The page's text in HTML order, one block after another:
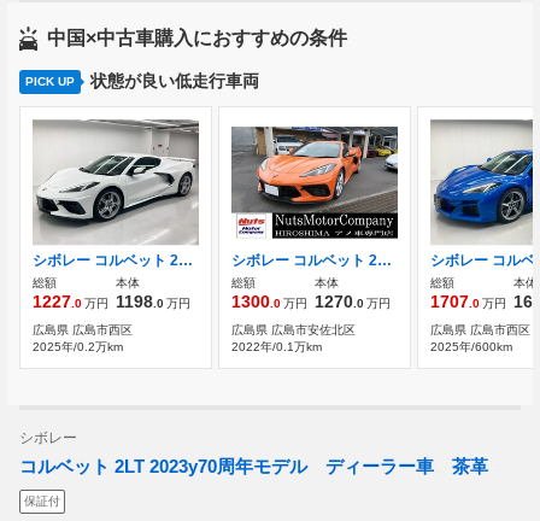
中国×中古車購入におすすめの条件
PICK UP 状態が良い低走行車両
シボレー コルベット 2LT 黒レザー レーンキープ 衝突軽減ブレーキ
総額
1227 .0万円
本体
1198 .0万円
広島県 広島市西区
2025年/0.2万km
シボレー コルベット 2LT 2023y70周年モデル ディーラー車 茶革
総額
1300 .0万円
本体
1270 .0万円
広島県 広島市安佐北区
2022年/0.1万km
総額
1707 .0万円
本体
広島県 広島市西区
2025年/600km
シボレー
コルベット 2LT 2023y70周年モデル ディーラー車 茶革
保証付